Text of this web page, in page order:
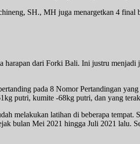
SH., MH juga menargetkan 4
dari Forki Bali. Ini justru menjadi
pada 8 Nomor Pertandingan
putri, kumite -68kg putri, dan yang
melakukan latihan di beberapa
bulan Mei 2021 hingga Juli 2021 lalu.